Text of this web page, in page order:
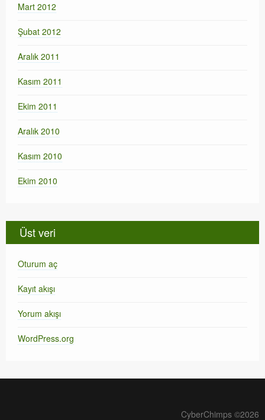
Mart 2012
Şubat 2012
Aralık 2011
Kasım 2011
Ekim 2011
Aralık 2010
Kasım 2010
Ekim 2010
Üst veri
Oturum aç
Kayıt akışı
Yorum akışı
WordPress.org
CyberChimps ©2026